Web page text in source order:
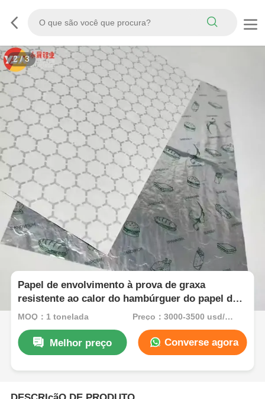
3/3
Papel de envolvimento à prova de graxa
resistente ao calor do hambúrguer do papel da
folha do favo de mel do produto comestível para
MOQ：1 tonelada Preço：3000-3500 usd/ton
Melhor preço Converse agora